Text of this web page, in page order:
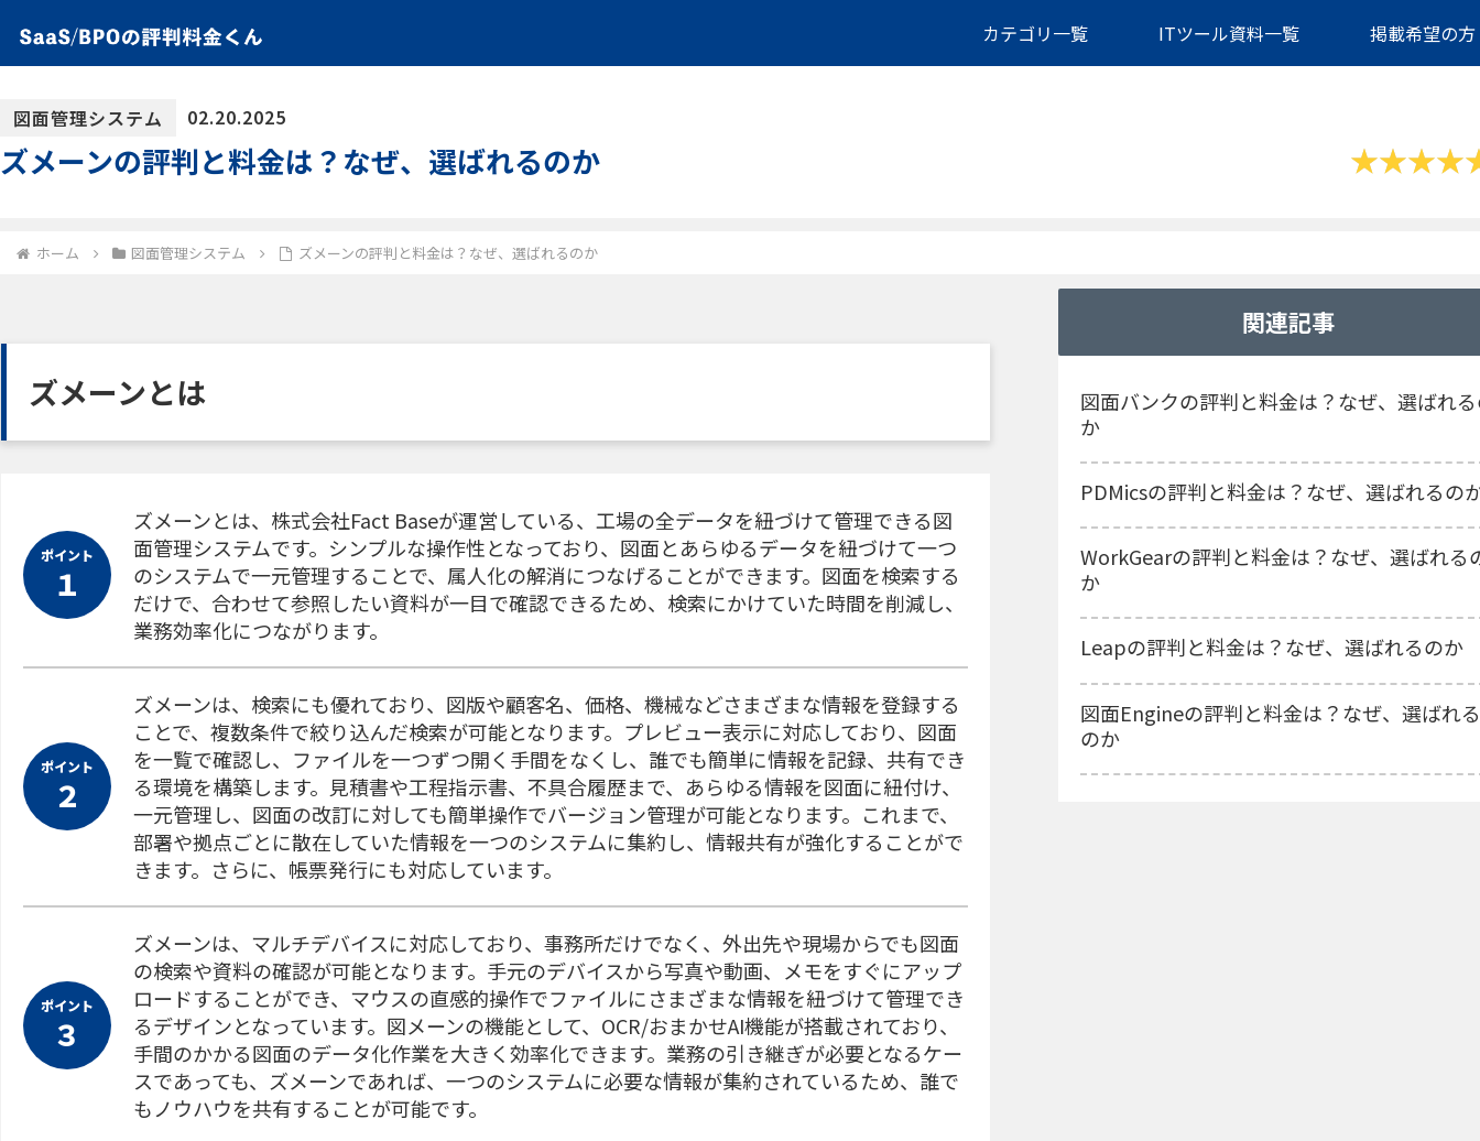
カテゴリ一覧 ITツール資料一覧 掲載希望の方
図面管理システム 02.20.2025
ズメーンの評判と料金は？なぜ、選ばれるのか
ホーム 図面管理システム ズメーンの評判と料金は？なぜ、選ばれるのか
ズメーンとは
ポイント
１
ズメーンとは、株式会社Fact Baseが運営している、工場の全データを紐づけて管理できる図
面管理システムです。シンプルな操作性となっており、図面とあらゆるデータを紐づけて一つ
のシステムで一元管理することで、属人化の解消につなげることができます。図面を検索する
だけで、合わせて参照したい資料が一目で確認できるため、検索にかけていた時間を削減し、
業務効率化につながります。
ポイント
２
ズメーンは、検索にも優れており、図版や顧客名、価格、機械などさまざまな情報を登録する
ことで、複数条件で絞り込んだ検索が可能となります。プレビュー表示に対応しており、図面
を一覧で確認し、ファイルを一つずつ開く手間をなくし、誰でも簡単に情報を記録、共有でき
る環境を構築します。見積書や工程指示書、不具合履歴まで、あらゆる情報を図面に紐付け、
一元管理し、図面の改訂に対しても簡単操作でバージョン管理が可能となります。これまで、
部署や拠点ごとに散在していた情報を一つのシステムに集約し、情報共有が強化することがで
きます。さらに、帳票発行にも対応しています。
ポイント
３
ズメーンは、マルチデバイスに対応しており、事務所だけでなく、外出先や現場からでも図面
の検索や資料の確認が可能となります。手元のデバイスから写真や動画、メモをすぐにアップ
ロードすることができ、マウスの直感的操作でファイルにさまざまな情報を紐づけて管理でき
るデザインとなっています。図メーンの機能として、OCR/おまかせAI機能が搭載されており、
手間のかかる図面のデータ化作業を大きく効率化できます。業務の引き継ぎが必要となるケー
スであっても、ズメーンであれば、一つのシステムに必要な情報が集約されているため、誰で
もノウハウを共有することが可能です。
関連記事
図面バンクの評判と料金は？なぜ、選ばれ
か
PDMicsの評判と料金は？なぜ、選ばれるの
WorkGearの評判と料金は？なぜ、選ばれる
か
Leapの評判と料金は？なぜ、選ばれるのか
図面Engineの評判と料金は？なぜ、選ばれる
のか